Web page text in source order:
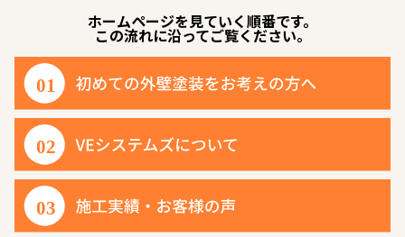
ホームページを見ていく順番です。
この流れに沿ってご覧ください。